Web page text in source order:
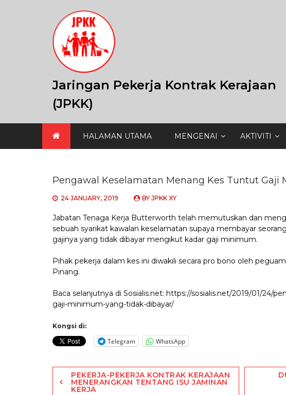
Jaringan Pekerja Kontrak Kerajaan
(JPKK)
HALAMAN UTAMA MENGENAI AKTIVITI
Pengawal Keselamatan Menang Kes Tuntut
24 JANUARY, 2019 BYJPKK XY
Jabatan Tenaga Kerja Butterworth telah memutuskan dan
sebuah syarikat kawalan keselamatan supaya membayar
gajinya yang tidak dibayar mengikut kadar gaji minimum.
Pihak pekerja dalam kes ini diwakili secara pro bono oleh
Pinang.
Baca selanjutnya di Sosialis.net: https://sosialis.net/2019/01/24/
gaji-minimum-yang-tidak-dibayar/
Kongsi di:
Telegram WhatsApp
PostPEKERJA-PEKERJA KONTRAK KERAJAAN
MENERANGKAN TENTANG ISU JAMINAN
KERJA